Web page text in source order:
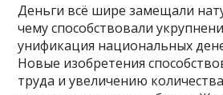
Деньги всё шире замещали
чему способствовали
унификация национальных
Новые изобретения
труда и увеличению